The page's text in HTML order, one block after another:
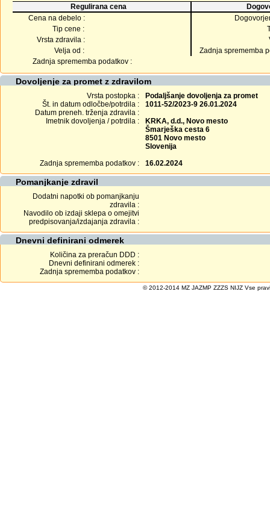
Regulirana cena
Cena na debelo :
Tip cene :
Vrsta zdravila :
Velja od :
Zadnja sprememba
Zadnja sprememba podatkov :
Dovoljenje za promet z zdravilom
Vrsta postopka :
Podaljšanje dovoljenja za promet
Št. in datum odločbe/potrdila :
1011-52/2023-9 26.01.2024
Datum preneh. trženja zdravila :
Imetnik dovoljenja / potrdila :
KRKA, d.d., Novo mesto
Šmarješka cesta 6
8501 Novo mesto
Slovenija
Zadnja sprememba podatkov :
16.02.2024
Pomanjkanje zdravil
Dodatni napotki ob pomanjkanju
zdravila :
Navodilo ob izdaji sklepa o omejitvi
predpisovanja/izdajanja zdravila :
Dnevni definirani odmerek
Količina za preračun DDD :
Dnevni definirani odmerek :
Zadnja sprememba podatkov :
© 2012-2014 MZ JAZMP ZZZS NIJZ Vse